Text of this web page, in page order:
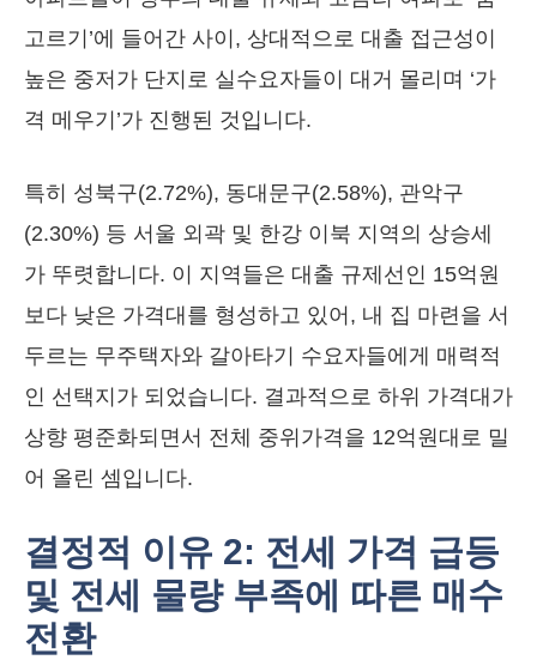
고르기’에 들어간 사이, 상대적으로 대출 접근성이
높은 중저가 단지로 실수요자들이 대거 몰리며 ‘가
격 메우기’가 진행된 것입니다.
특히 성북구(2.72%), 동대문구(2.58%), 관악구
(2.30%) 등 서울 외곽 및 한강 이북 지역의 상승세
가 뚜렷합니다. 이 지역들은 대출 규제선인 15억원
보다 낮은 가격대를 형성하고 있어, 내 집 마련을 서
두르는 무주택자와 갈아타기 수요자들에게 매력적
인 선택지가 되었습니다. 결과적으로 하위 가격대가
상향 평준화되면서 전체 중위가격을 12억원대로 밀
어 올린 셈입니다.
결정적 이유 2: 전세 가격 급등
및 전세 물량 부족에 따른 매수
전환